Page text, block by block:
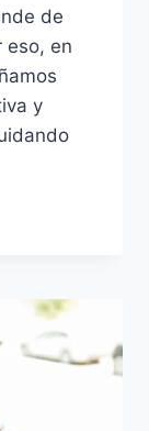
de
eso, en
y